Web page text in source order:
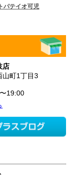
パテイオ可児
店
山町1丁目3
19:00